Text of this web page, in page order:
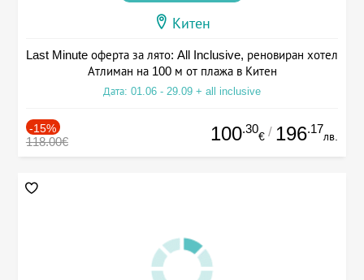
Китен
Last Minute оферта за лято: All Inclusive, реновиран хотел
Атлиман на 100 м от плажа в Китен
Дата: 01.06 - 29.09 + all inclusive
-15%
118.00€ 100.30
€ / 196.17
лв.